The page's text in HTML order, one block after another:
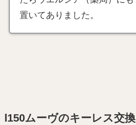
置いてありました。
l150ムーヴのキーレス交換